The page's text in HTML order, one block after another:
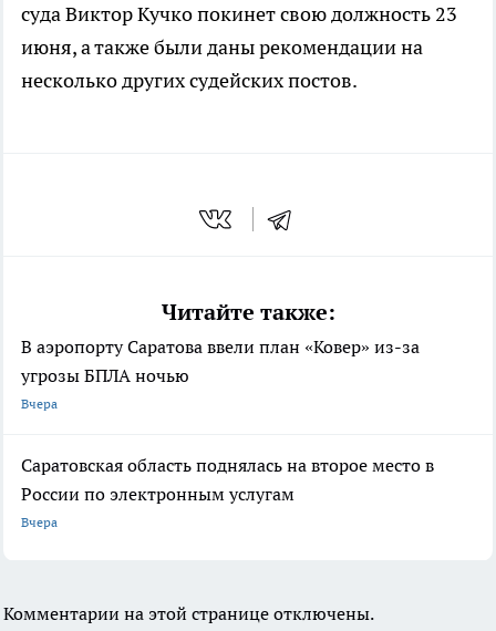
суда Виктор Кучко покинет свою должность 23
июня, а также были даны рекомендации на
несколько других судейских постов.
Читайте также:
В аэропорту Саратова ввели план «Ковер» из-за
угрозы БПЛА ночью
Вчера
Саратовская область поднялась на второе место в
России по электронным услугам
Вчера
Комментарии на этой странице отключены.